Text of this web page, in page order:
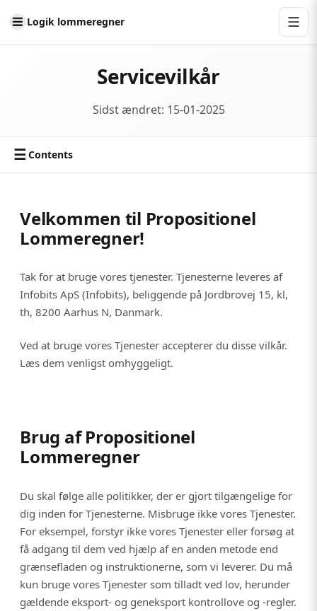
Logik lommeregner
Servicevilkår
Sidst ændret: 15-01-2025
☰ Contents
Velkommen til Propositionel
Lommeregner!
Tak for at bruge vores tjenester. Tjenesterne leveres af
Infobits ApS (Infobits), beliggende på Jordbrovej 15, kl,
th, 8200 Aarhus N, Danmark.
Ved at bruge vores Tjenester accepterer du disse vilkår.
Læs dem venligst omhyggeligt.
Brug af Propositionel
Lommeregner
Du skal følge alle politikker, der er gjort tilgængelige for
dig inden for Tjenesterne. Misbruge ikke vores Tjenester.
For eksempel, forstyr ikke vores Tjenester eller forsøg at
få adgang til dem ved hjælp af en anden metode end
grænsefladen og instruktionerne, som vi leverer. Du må
kun bruge vores Tjenester som tilladt ved lov, herunder
gældende eksport- og geneksport kontrollove og -regler.